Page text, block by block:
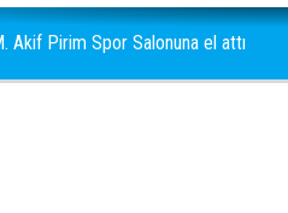
Akif Pirim Spor Salonuna el attı